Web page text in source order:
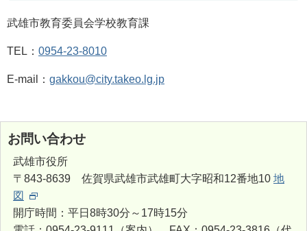
武雄市教育委員会学校教育課
TEL： 0954-23-8010
E-mail： gakkou@city.takeo.lg.jp
お問い合わせ
武雄市役所
〒843-8639 佐賀県武雄市武雄町大字昭和12番地10 地
図
開庁時間：平日8時30分～17時15分